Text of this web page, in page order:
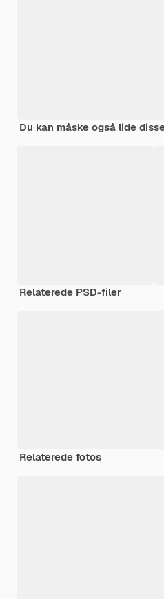
Du kan måske også lide
Relaterede PSD-filer
Relaterede fotos